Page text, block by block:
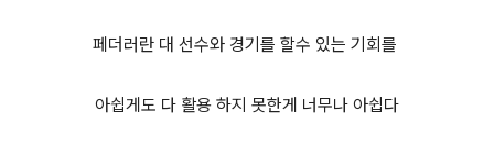
페더러란 대 선수와 경기를 할수 있는 기회를
아쉽게도 다 활용 하지 못한게 너무나 아쉽다